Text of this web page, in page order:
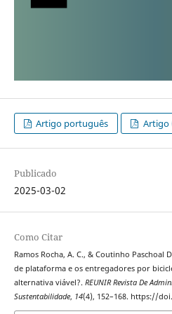
Artigo português Artigo
Publicado
2025-03-02
Como Citar
Ramos Rocha, A. C., & Coutinho Paschoal
de plataforma e os entregadores por
alternativa viável?. REUNIR Revista De
Sustentabilidade, 14(4), 152–168. https://